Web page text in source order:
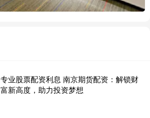
专业股票配资利息 南京期货配资：解锁财
富新高度，助力投资梦想